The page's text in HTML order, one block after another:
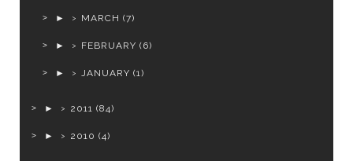
► MARCH (7)
► FEBRUARY (6)
► JANUARY (1)
► 2011 (84)
► 2010 (4)